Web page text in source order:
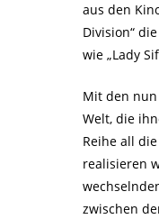
aus den
Division“
wie „Lady
Mit den nun
Welt, die
Reihe all
realisieren
zwischen